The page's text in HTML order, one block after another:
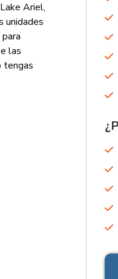
Ariel,
unidades
las
tengas